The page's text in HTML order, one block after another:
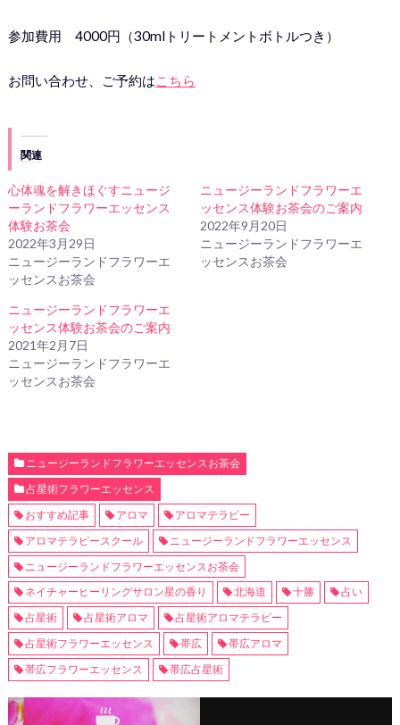
参加費用 4000円（30mlトリートメントボトルつき）
お問い合わせ、ご予約はこちら
関連
心体魂を解きほぐすニュージ
ーランドフラワーエッセンス
体験お茶会
2022年3月29日
ニュージーランドフラワーエ
ッセンスお茶会
ニュージーランドフラワーエ
ッセンス体験お茶会のご案内
2022年9月20日
ニュージーランドフラワーエ
ッセンスお茶会
ニュージーランドフラワーエ
ッセンス体験お茶会のご案内
2021年2月7日
ニュージーランドフラワーエ
ッセンスお茶会
ニュージーランドフラワーエッセンスお茶会
占星術フラワーエッセンス
おすすめ記事
アロマ
アロマテラピー
アロマテラピースクール
ニュージーランドフラワーエッセンス
ニュージーランドフラワーエッセンスお茶会
ネイチャーヒーリングサロン星の香り
北海道 十勝
占い
占星術
占星術アロマ
占星術アロマテラピー
占星術フラワーエッセンス
帯広
帯広アロマ
帯広フラワーエッセンス
帯広占星術